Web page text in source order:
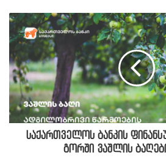
საქართველოს ბანკის
გორში ვაშლის